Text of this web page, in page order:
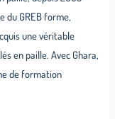
du GREB forme,
une véritable
en paille. Avec Ghara,
de formation